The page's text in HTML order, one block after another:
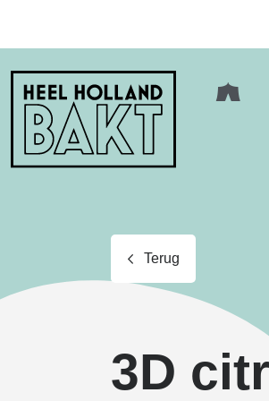
Heel
Holland
Bakt
Terug
3D